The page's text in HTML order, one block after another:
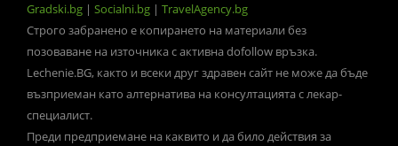
Gradski.bg | Socialni.bg | TravelAgency.bg
Строго забранено е копирането на материали без
позоваване на източника с активна dofollow връзка.
Lechenie.BG, както и всеки друг здравен сайт не може да бъде
възприеман като алтернатива на консултацията с лекар-
специалист.
Преди предприемане на каквито и да било действия за